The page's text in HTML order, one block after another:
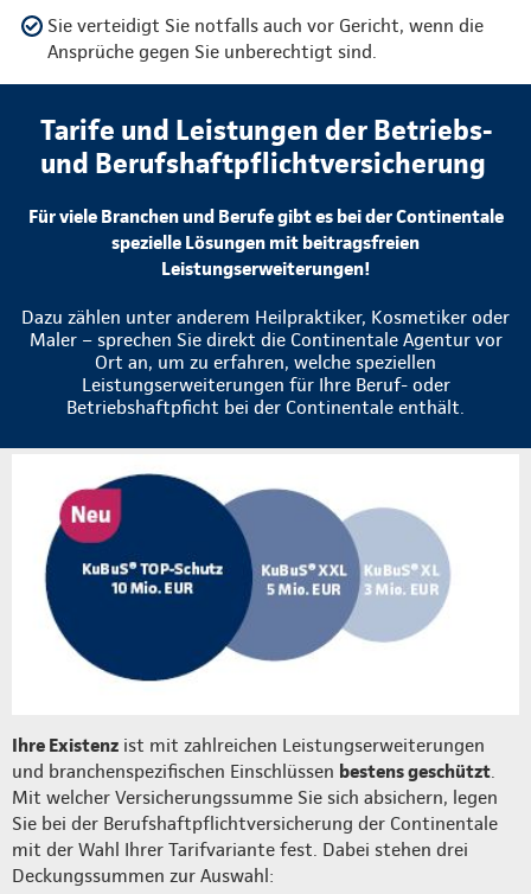
Sie verteidigt Sie notfalls auch vor Gericht, wenn die
Ansprüche gegen Sie unberechtigt sind.
Tarife und Leistungen der Betriebs-
und Berufshaftpflichtversicherung
Für viele Branchen und Berufe gibt es bei der Continentale
spezielle Lösungen mit beitragsfreien
Leistungserweiterungen!
Dazu zählen unter anderem Heilpraktiker, Kosmetiker oder
Maler – sprechen Sie direkt die Continentale Agentur vor
Ort an, um zu erfahren, welche speziellen
Leistungserweiterungen für Ihre Beruf- oder
Betriebshaftpficht bei der Continentale enthält.
Ihre Existenz ist mit zahlreichen Leistungserweiterungen
und branchenspezifischen Einschlüssen bestens geschützt.
Mit welcher Versicherungssumme Sie sich absichern, legen
Sie bei der Berufshaftpflichtversicherung der Continentale
mit der Wahl Ihrer Tarifvariante fest. Dabei stehen drei
Deckungssummen zur Auswahl: